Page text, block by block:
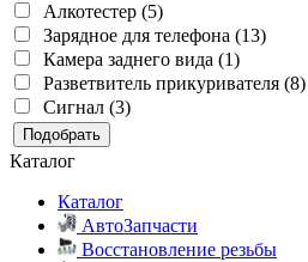
Алкотестер (5)
Зарядное для телефона (13)
Камера заднего вида (1)
Разветвитель прикуривателя (8)
Сигнал (3)
Подобрать
Каталог
Каталог
АвтоЗапчасти
Восстановление резьбы